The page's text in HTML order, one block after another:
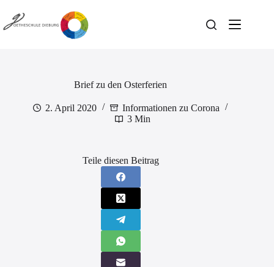
Inhalt
springen
Brief zu den Osterferien
2. April 2020
Informationen zu Corona
3 Min
Teile diesen Beitrag